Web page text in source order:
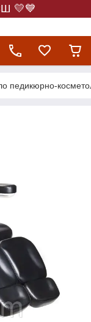
💛💙
педикюрно-